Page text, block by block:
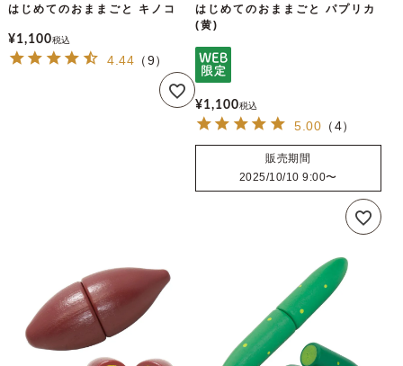
はじめてのおままごと キノコ
¥1,100税込
4.44 （9）
はじめてのおままごと パプリカ
(黄)
¥1,100税込
5.00 （4）
販売期間
2025/10/10 9:00〜